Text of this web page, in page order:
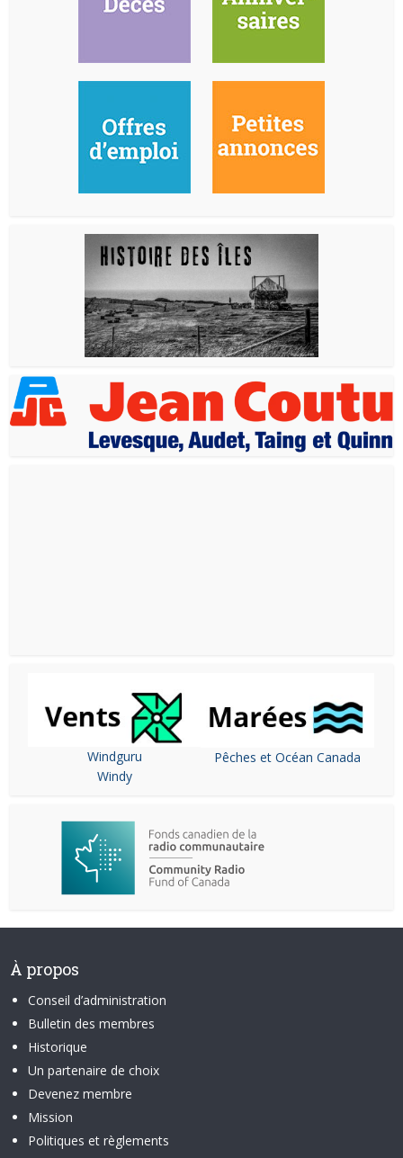
Windguru
Windy
Pêches et Océan Canada
À propos
Conseil d’administration
Bulletin des membres
Historique
Un partenaire de choix
Devenez membre
Mission
Politiques et règlements